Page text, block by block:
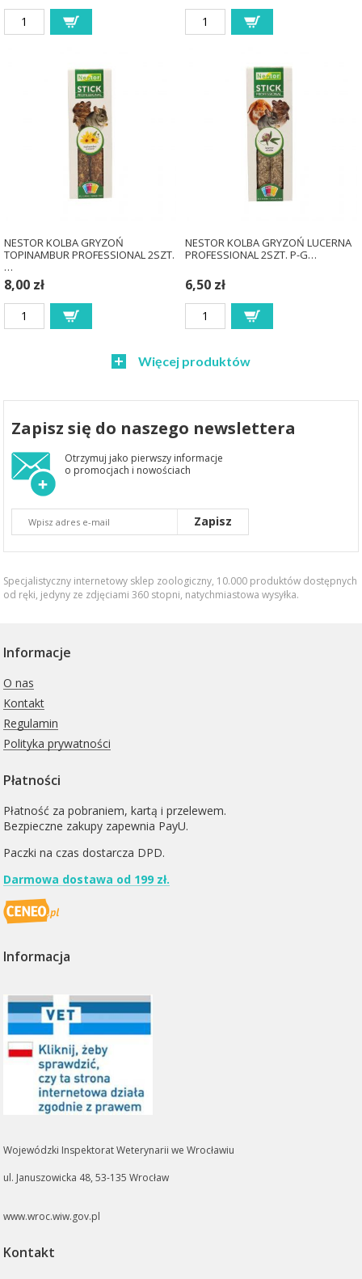
NESTOR KOLBA GRYZOŃ
TOPINAMBUR PROFESSIONAL 2SZT.
…
8,00 zł
NESTOR KOLBA GRYZOŃ LUCERNA
PROFESSIONAL 2SZT. P-G…
6,50 zł
Więcej produktów
Zapisz się do naszego newslettera
Otrzymuj jako pierwszy informacje
o promocjach i nowościach
Zapisz
Specjalistyczny internetowy sklep zoologiczny, 10.000 produktów dostępnych
od ręki, jedyny ze zdjęciami 360 stopni, natychmiastowa wysyłka.
Informacje
O nas
Kontakt
Regulamin
Polityka prywatności
Płatności
Płatność za pobraniem, kartą i przelewem.
Bezpieczne zakupy zapewnia PayU.
Paczki na czas dostarcza DPD.
Darmowa dostawa od 199 zł.
Informacja
Wojewódzki Inspektorat Weterynarii we Wrocławiu
ul. Januszowicka 48, 53-135 Wrocław
www.wroc.wiw.gov.pl
Kontakt